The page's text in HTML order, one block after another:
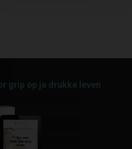
grip op je drukke leven